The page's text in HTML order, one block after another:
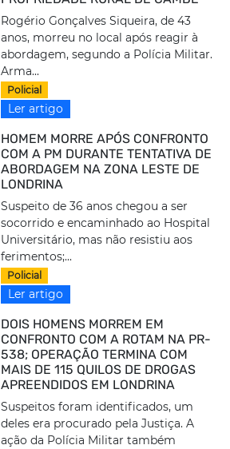
Rogério Gonçalves Siqueira, de 43
anos, morreu no local após reagir à
abordagem, segundo a Polícia Militar.
Arma...
Policial
Ler artigo
HOMEM MORRE APÓS CONFRONTO
COM A PM DURANTE TENTATIVA DE
ABORDAGEM NA ZONA LESTE DE
LONDRINA
Suspeito de 36 anos chegou a ser
socorrido e encaminhado ao Hospital
Universitário, mas não resistiu aos
ferimentos;...
Policial
Ler artigo
DOIS HOMENS MORREM EM
CONFRONTO COM A ROTAM NA PR-
538; OPERAÇÃO TERMINA COM
MAIS DE 115 QUILOS DE DROGAS
APREENDIDOS EM LONDRINA
Suspeitos foram identificados, um
deles era procurado pela Justiça. A
ação da Polícia Militar também